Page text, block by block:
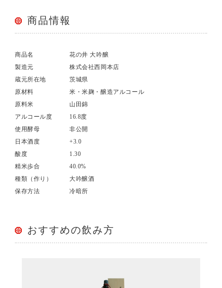
商品情報
商品名
花の井 大吟醸
製造元
株式会社西岡本店
蔵元所在地
茨城県
原材料
米・米麹・醸造アルコール
原料米
山田錦
アルコール度
16.8度
使用酵母
非公開
日本酒度
+3.0
酸度
1.30
精米歩合
40.0%
種類（作り）
大吟醸酒
保存方法
冷暗所
おすすめの飲み方